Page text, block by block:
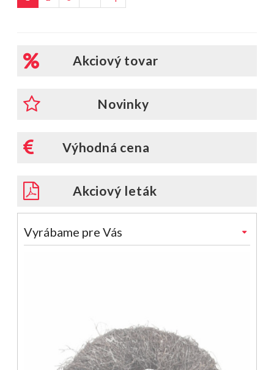
Akciový tovar
Novinky
Výhodná cena
Akciový leták
Vyrábame pre Vás